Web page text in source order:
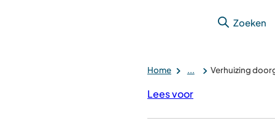
Zoeken
Home ... Verhuizing
Lees voor